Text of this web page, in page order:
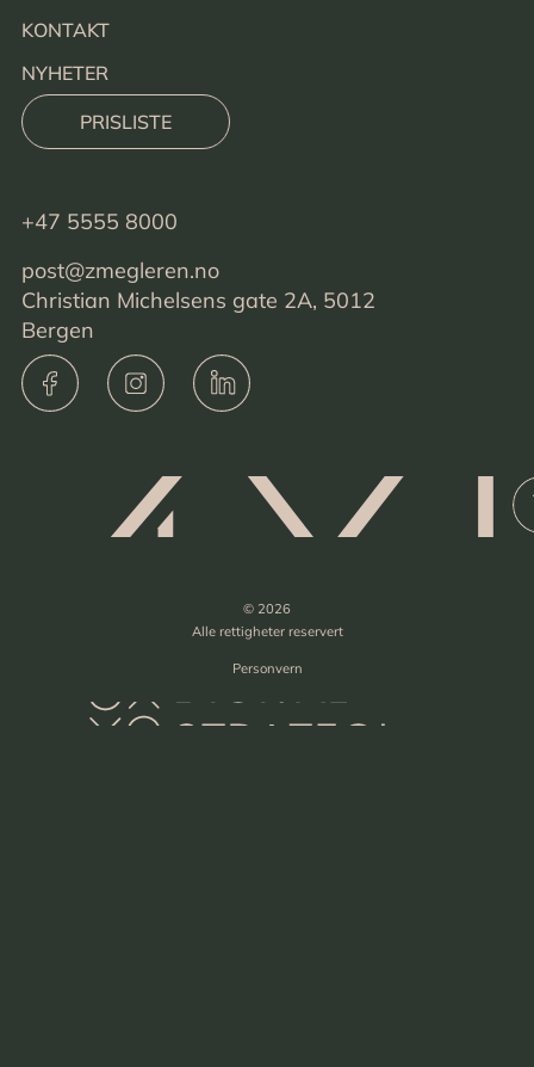
KONTAKT
NYHETER
PRISLISTE
+47 5555 8000
post@zmegleren.no
Christian Michelsens gate 2A, 5012
Bergen
© 2026
Alle rettigheter reservert
Personvern